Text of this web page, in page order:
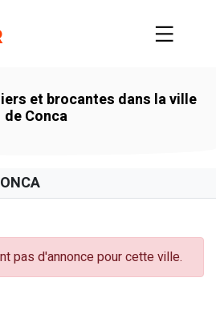
et brocantes dans la ville
de Conca
pas d'annonce pour cette ville.